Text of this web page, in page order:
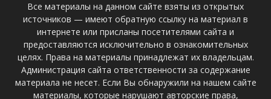
Все материалы на данном сайте взяты из открытых
источников — имеют обратную ссылку на материал в
интернете или присланы посетителями сайта и
предоставляются исключительно в ознакомительных
целях. Права на материалы принадлежат их владельцам.
Администрация сайта ответственности за содержание
материала не несет. Если Вы обнаружили на нашем сайте
материалы, которые нарушают авторские права,